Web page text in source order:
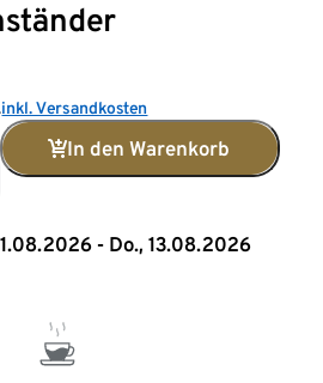
inkl. Versandkosten
In den Warenkorb
- Do., 13.08.2026